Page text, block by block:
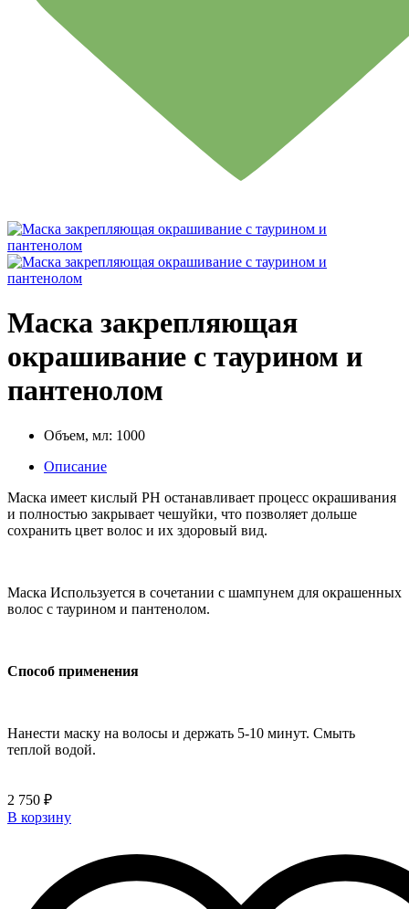
Маска закрепляющая
окрашивание с таурином и
пантенолом
Объем, мл: 1000
Описание
Маска имеет кислый PH останавливает процесс окрашивания
и полностью закрывает чешуйки, что позволяет дольше
сохранить цвет волос и их здоровый вид.
Маска Используется в сочетании с шампунем для окрашенных
волос с таурином и пантенолом.
Способ применения
Нанести маску на волосы и держать 5-10 минут. Смыть
теплой водой.
2 750 ₽
В корзину